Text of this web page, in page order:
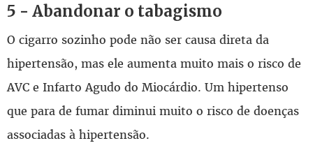
5 - Abandonar o tabagismo
O cigarro sozinho pode não ser causa direta da
hipertensão, mas ele aumenta muito mais o risco de
AVC e Infarto Agudo do Miocárdio. Um hipertenso
que para de fumar diminui muito o risco de doenças
associadas à hipertensão.